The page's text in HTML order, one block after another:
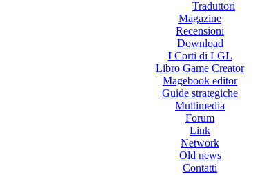
Traduttori
Magazine
Recensioni
Download
I Corti di LGL
Libro Game Creator
Magebook editor
Guide strategiche
Multimedia
Forum
Link
Network
Old news
Contatti